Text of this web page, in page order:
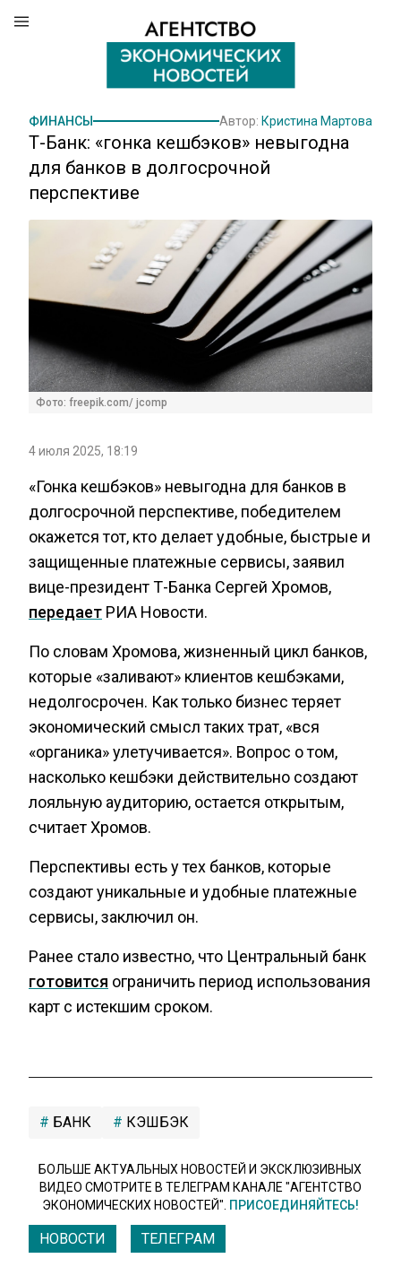
ФИНАНСЫ Автор: Кристина Мартова
Т-Банк: «гонка кешбэков» невыгодна
для банков в долгосрочной
перспективе
Фото: freepik.com/ jcomp
4 июля 2025, 18:19
«Гонка кешбэков» невыгодна для банков в
долгосрочной перспективе, победителем
окажется тот, кто делает удобные, быстрые и
защищенные платежные сервисы, заявил
вице-президент Т-Банка Сергей Хромов,
передает РИА Новости.
По словам Хромова, жизненный цикл банков,
которые «заливают» клиентов кешбэками,
недолгосрочен. Как только бизнес теряет
экономический смысл таких трат, «вся
«органика» улетучивается». Вопрос о том,
насколько кешбэки действительно создают
лояльную аудиторию, остается открытым,
считает Хромов.
Перспективы есть у тех банков, которые
создают уникальные и удобные платежные
сервисы, заключил он.
Ранее стало известно, что Центральный банк
готовится ограничить период использования
карт с истекшим сроком.
БАНК КЭШБЭК
БОЛЬШЕ АКТУАЛЬНЫХ НОВОСТЕЙ И ЭКСКЛЮЗИВНЫХ
ВИДЕО СМОТРИТЕ В ТЕЛЕГРАМ КАНАЛЕ "АГЕНТСТВО
ЭКОНОМИЧЕСКИХ НОВОСТЕЙ". ПРИСОЕДИНЯЙТЕСЬ!
НОВОСТИ ТЕЛЕГРАМ